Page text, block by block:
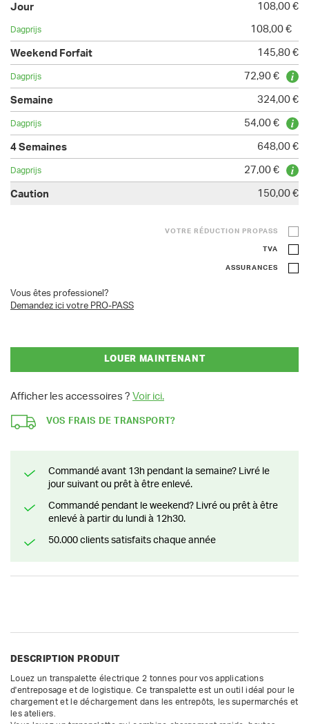
108,00 €
108,00 €
145,80 €
72,90 €
324,00 €
54,00 €
648,00 €
27,00 €
150,00 €
VOTRE RÉDUCTION PROPASS
TVA
ASSURANCES
Vous êtes professionel?
Demandez ici votre PRO-PASS
LOUER MAINTENANT
Afficher les accessoires ? Voir ici.
VOS FRAIS DE TRANSPORT?
Commandé avant 13h pendant la semaine? Livré le
jour suivant ou prêt à être enlevé.
Commandé pendant le weekend? Livré ou prêt à être
enlevé à partir du lundi à 12h30.
50.000 clients satisfaits chaque année
DESCRIPTION PRODUIT
Louez un transpalette électrique 2 tonnes pour vos applications
d'entreposage et de logistique. Ce transpalette est un outil idéal pour le
chargement et le déchargement dans les entrepôts, les supermarchés et
les ateliers.